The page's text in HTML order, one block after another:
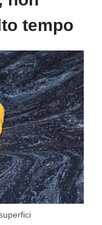
tempo